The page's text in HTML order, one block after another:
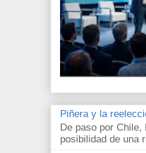
Piñera y la
De paso por
posibilidad de una